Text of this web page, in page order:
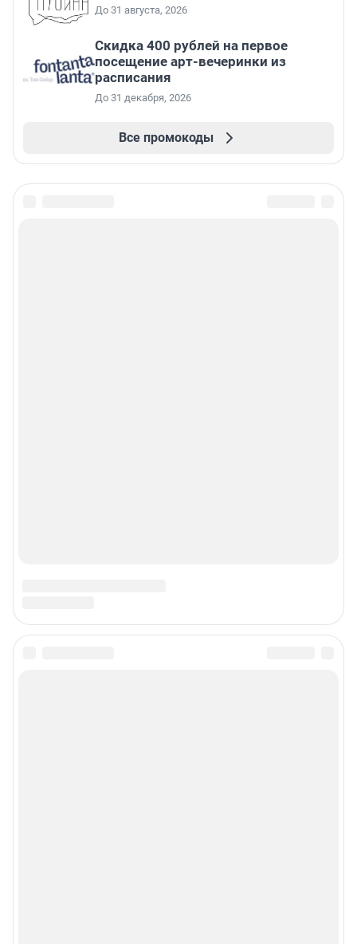
До 31 августа, 2026
Cкидка 400 рублей на первое
посещение арт-вечеринки из
расписания
До 31 декабря, 2026
Все промокоды